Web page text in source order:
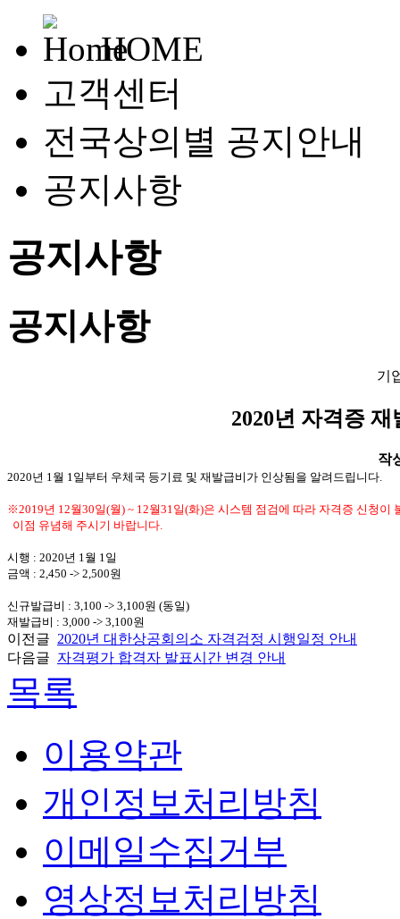
HOME
고객센터
전국상의별 공지안내
공지사항
공지사항
공지사항
기
2020년 자격증
작
2020년 1월 1일부터 우체국 등기료 및 재발급비가 인상됨을 알려드립니다.
※2019년 12월30일(월) ~ 12월31일(화)은 시스템 점검에 따라 자격증 신청이
이점 유념해 주시기 바랍니다.
시행 : 2020년 1월 1일
금액 : 2,450 -> 2,500원
신규발급비 : 3,100 -> 3,100원 (동일)
재발급비 : 3,000 -> 3,100원
이전글 2020년 대한상공회의소 자격검정 시행일정 안내
다음글 자격평가 합격자 발표시간 변경 안내
목록
이용약관
개인정보처리방침
이메일수집거부
영상정보처리방침